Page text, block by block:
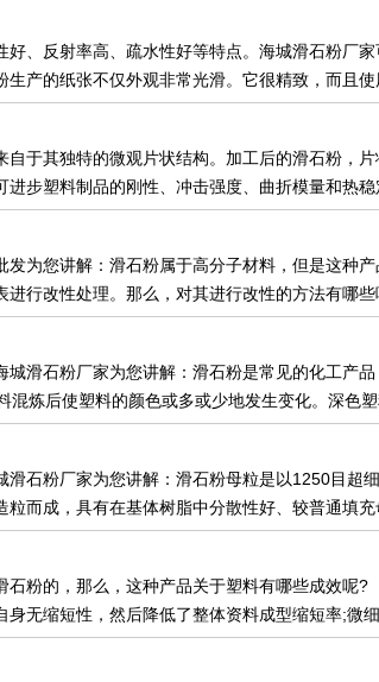
、反射率高、疏水性好等特点。海城滑石粉厂
产的纸张不仅外观非常光滑。它很精致，而且
于其独特的微观片状结构。加工后的滑石粉，
步塑料制品的刚性、冲击强度、曲折模量和热
为您讲解：滑石粉属于高分子材料，但是这种
行改性处理。那么，对其进行改性的方法有哪
滑石粉厂家为您讲解：滑石粉是常见的化工产
混炼后使塑料的颜色或多或少地发生变化。深色
石粉厂家为您讲解：滑石粉母粒是以1250目超
而成，具有在基体树脂中分散性好、较普通填
粉的，那么，这种产品关于塑料有哪些成效呢
无缩短性，然后降低了整体资料成型缩短率;微